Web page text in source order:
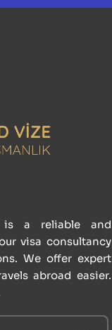
is a reliable and
visa consultancy
We offer expert
abroad easier.